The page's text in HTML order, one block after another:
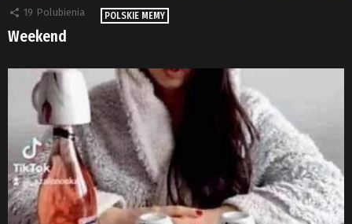
19 Polubienia POLSKIE MEMY
Weekend